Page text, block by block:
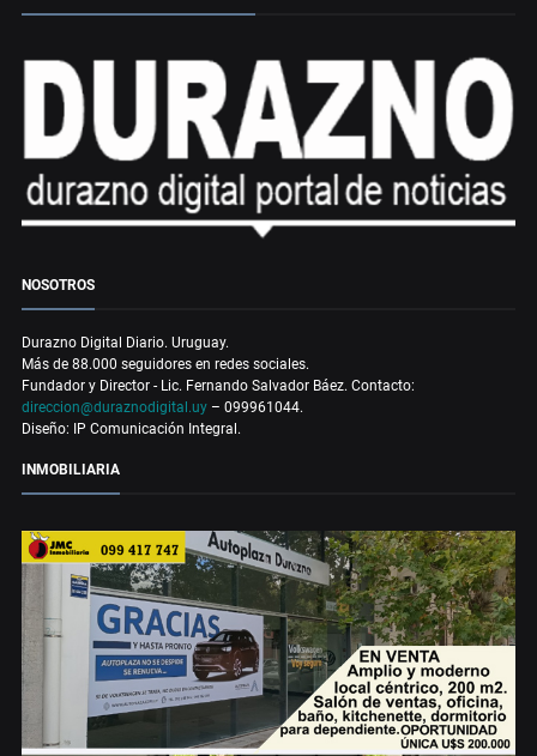
NOSOTROS
Durazno Digital Diario. Uruguay.
Más de 88.000 seguidores en redes sociales.
Fundador y Director - Lic. Fernando Salvador Báez. Contacto:
direccion@duraznodigital.uy – 099961044.
Diseño: IP Comunicación Integral.
INMOBILIARIA